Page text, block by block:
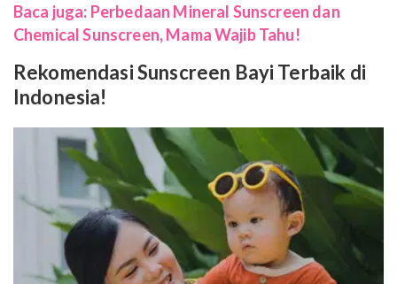
Baca juga: Perbedaan Mineral Sunscreen dan
Chemical Sunscreen, Mama Wajib Tahu!
Rekomendasi Sunscreen Bayi Terbaik di
Indonesia!